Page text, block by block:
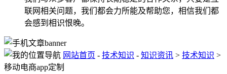
联网相关问题，我们都会力所能及帮助您，相信我们都
会感到相识恨晚。
网站首页 - 技术知识 - 知识资讯 > 技术知识 >
移动电商app定制